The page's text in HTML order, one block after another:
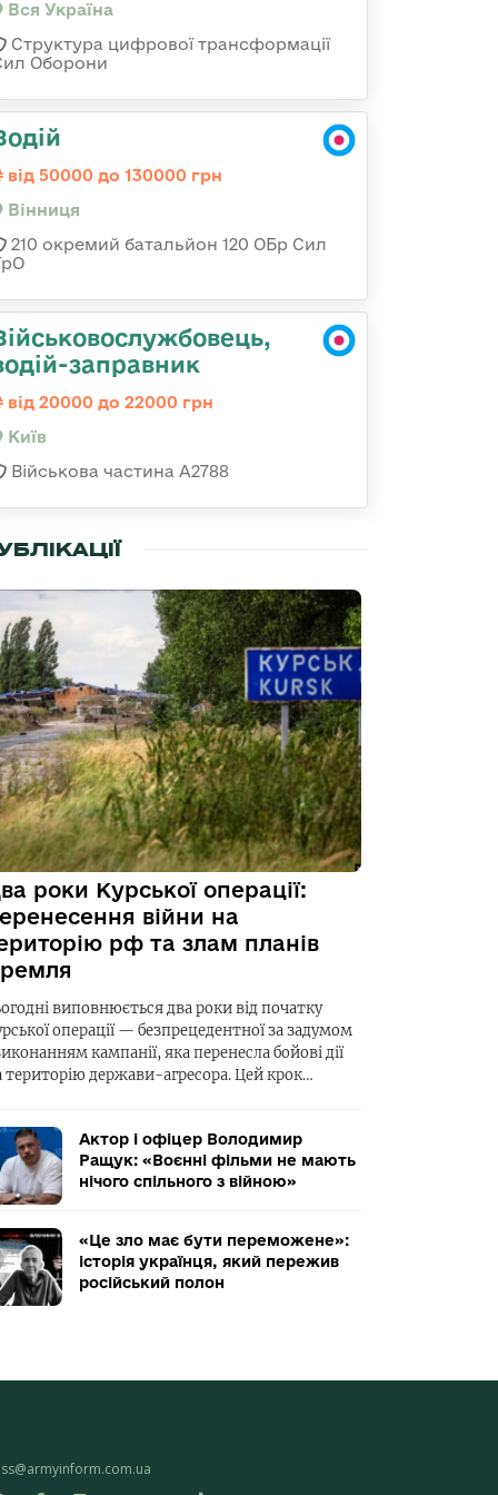
Вся Україна
Структура цифрової трансформації
Оборони
від 50000 до 130000 грн
Вінниця
210 окремий батальйон 120 ОБр Сил
заправник
від 20000 до 22000 грн
Київ
Військова частина А2788
роки Курської операції:
війни на
рф та злам планів
виповнюється два роки від початку
операції — безпрецедентної за задумом
кампанії, яка перенесла бойові дії
територію держави-агресора. Цей крок…
Актор і офіцер Володимир
Ращук: «Воєнні фільми не мають
нічого спільного з війною»
«Це зло має бути переможене»:
історія українця, який пережив
російський полон